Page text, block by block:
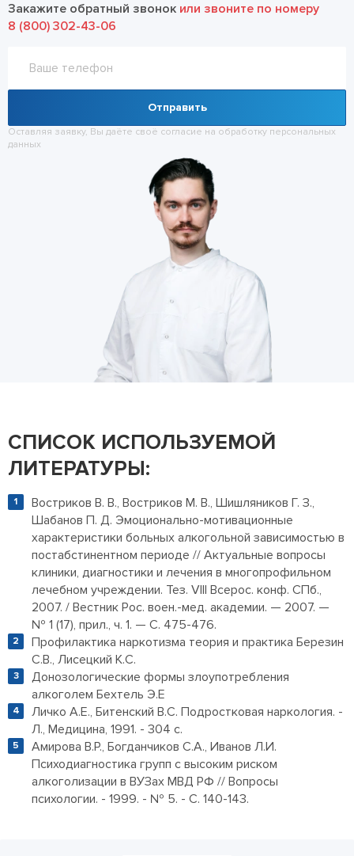
Закажите обратный звонок или звоните по номеру
8 (800) 302-43-06
Отправить
Оставляя заявку, Вы даёте своё согласие на обработку персональных
данных
СПИСОК ИСПОЛЬЗУЕМОЙ
ЛИТЕРАТУРЫ:
Востриков В. В., Востриков М. В., Шишляников Г. З.,
Шабанов П. Д. Эмоционально-мотивационные
характеристики больных алкогольной зависимостью в
постабстинентном периоде // Актуальные вопросы
клиники, диагностики и лечения в многопрофильном
лечебном учреждении. Тез. VIII Всерос. конф. СПб.,
2007. / Вестник Рос. воен.-мед. академии. — 2007. —
№ 1 (17), прил., ч. 1. — С. 475-476.
Профилактика наркотизма теория и практика Березин
С.В., Лисецкий К.С.
Донозологические формы злоупотребления
алкоголем Бехтель Э.Е
Личко А.Е., Битенский В.С. Подростковая наркология. -
Л., Медицина, 1991. - 304 с.
Амирова В.Р., Богданчиков С.А., Иванов Л.И.
Психодиагностика групп с высоким риском
алкоголизации в ВУЗах МВД РФ // Вопросы
психологии. - 1999. - № 5. - С. 140-143.